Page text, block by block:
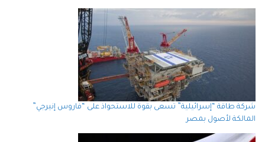
شركة طاقة “إسرائيلية” تسعى بقوة للاستحواذ على “فاروس إنيرجي”
المالكة لأصول بمصر